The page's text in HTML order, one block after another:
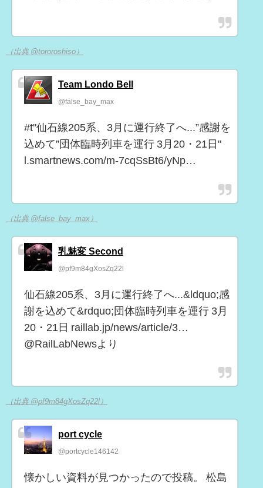
（出典 @tororoshiso）
Team Londo Bell
@false_bay_max
#t"仙石線205系、3月に運行終了へ...”感謝を
込めて”団体臨時列車を運行 3月20・21日"
l.smartnews.com/m-7cqSsBt6/yNp…
（出典 @false_bay_max）
乳魅変 Second
@pf9m84gXosZq22l
仙石線205系、3月に運行終了へ...&ldquo;感
謝を込めて&rdquo;団体臨時列車を運行 3月
20・21日 raillab.jp/news/article/3…
@RailLabNewsより
（出典 @pf9m84gXosZq22l）
port cycle
@portcycle146142
懐かしい資料が見つかったので投稿。 松島